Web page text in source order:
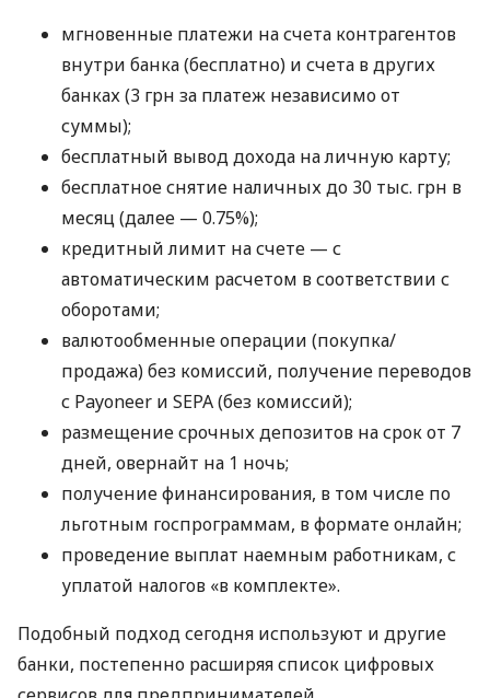
мгновенные платежи на счета контрагентов
внутри банка (бесплатно) и счета в других
банках (3 грн за платеж независимо от
суммы);
бесплатный вывод дохода на личную карту;
бесплатное снятие наличных до 30 тыс. грн в
месяц (далее — 0.75%);
кредитный лимит на счете — с
автоматическим расчетом в соответствии с
оборотами;
валютообменные операции (покупка/
продажа) без комиссий, получение переводов
с Payoneer и SEPA (без комиссий);
размещение срочных депозитов на срок от 7
дней, овернайт на 1 ночь;
получение финансирования, в том числе по
льготным госпрограммам, в формате онлайн;
проведение выплат наемным работникам, с
уплатой налогов «в комплекте».
Подобный подход сегодня используют и другие
банки, постепенно расширяя список цифровых